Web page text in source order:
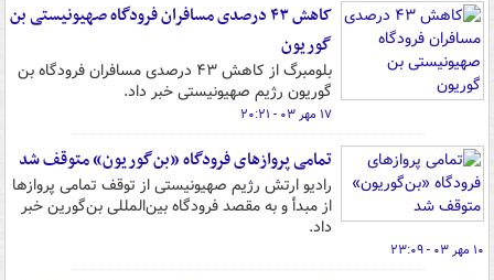
کاهش ۴۳ درصدی مسافران فرودگاه صهیونیستی بن
گوریون
بلومبرگ از کاهش ۴۳ درصدی مسافران فرودگاه بن
گوریون رژیم صهیونیستی خبر داد.
۱۷ مهر ۰۳ - ۲۰:۲۱
تمامی پروازهای فرودگاه «بن‌گوریون» متوقف شد
رادیو ارتش رژیم صهیونیستی از توقف تمامی پروازها
از مبدأ و به مقصد فرودگاه بین‌المللی بن‌گورین خبر
داد.
۱۰ مهر ۰۳ - ۲۳:۰۹